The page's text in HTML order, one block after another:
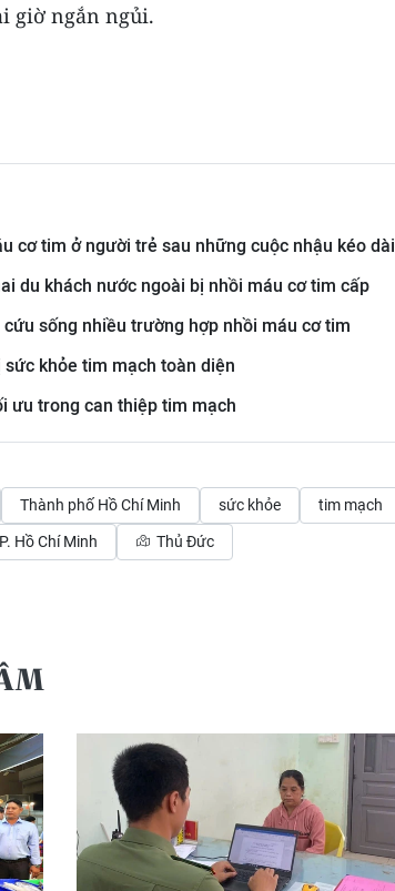
giờ ngắn ngủi.
cơ tim ở người trẻ sau những cuộc nhậu kéo dài
du khách nước ngoài bị nhồi máu cơ tim cấp
sống nhiều trường hợp nhồi máu cơ tim
khỏe tim mạch toàn diện
ưu trong can thiệp tim mạch
Thành phố Hồ Chí Minh sức khỏe tim mạch
Hồ Chí Minh Thủ Đức